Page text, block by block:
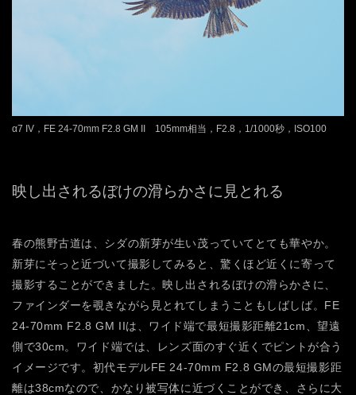
α7 IV，FE 24-70mm F2.8 GM II 105mm相当，F2.8，1/1000秒，ISO100
映し出されるぼけの滑らかさに見とれる
春の熊野古道は、シダの新芽が生い茂っていてとても華やか。
新芽にそっと近づいて撮影してみると、驚くほど近くに寄って
撮影することができました。映し出されるぼけの滑らかさに、
ファインダーを覗きながら見とれてしまうこともしばしば。FE
24-70mm F2.8 GM IIは、ワイド端で最短撮影距離21cm、望遠
側で30cm。ワイド端では、レンズ面のすぐ近くでピントが合う
イメージです。初代モデルFE 24-70mm F2.8 GMの最短撮影距
離は38cmなので、かなり被写体に近づくことができ、さらに大